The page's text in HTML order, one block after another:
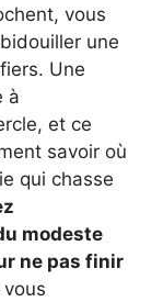
vous
une
Une
à
et ce
savoir où
qui chasse
modeste
ne pas finir
vous